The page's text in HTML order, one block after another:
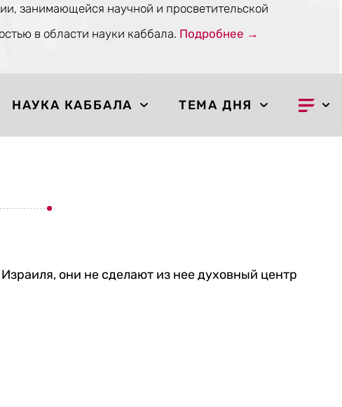
занимающейся научной и просветительской
в области науки каббала. Подробнее →
НАУКА КАББАЛА ТЕМА ДНЯ
они не сделают из нее духовный центр